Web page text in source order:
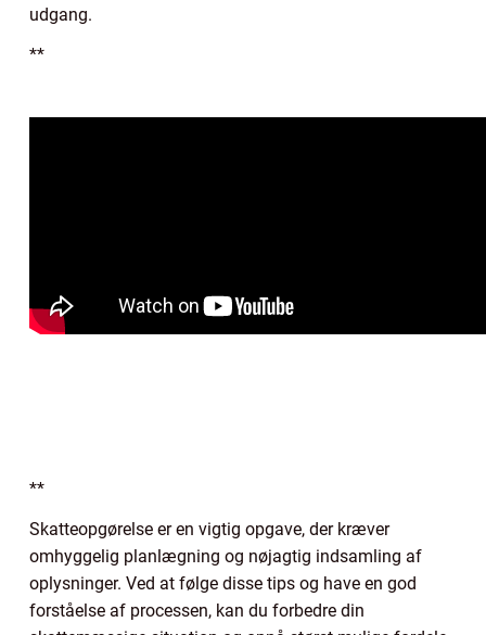
udgang.
**
**
Skatteopgørelse er en vigtig opgave, der kræver
omhyggelig planlægning og nøjagtig indsamling af
oplysninger. Ved at følge disse tips og have en god
forståelse af processen, kan du forbedre din